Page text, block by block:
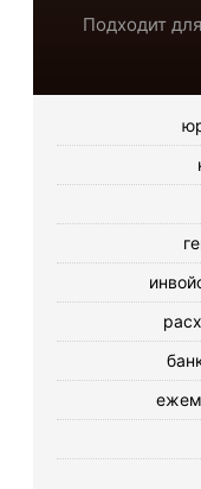
Подходит